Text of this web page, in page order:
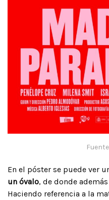
En el póster se puede ver
un óvalo, de donde
Haciendo referencia a la